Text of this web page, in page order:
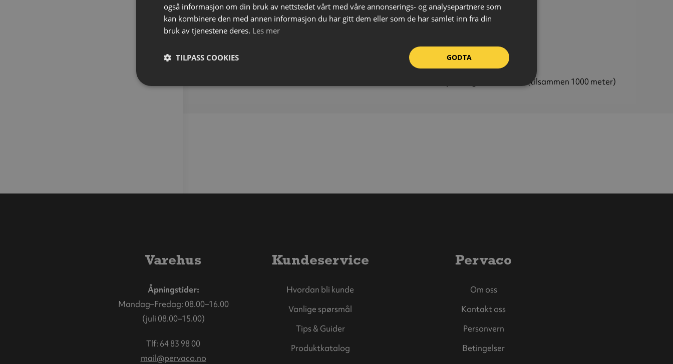
Farge:Gul
Bredde:80 mm
Lengde:250 meter (pr rull)
Krt á 4 ruller (tilsammen 1000 meter)
Varehus
Åpningstider:
Mandag–Fredag: 08.00–16.00
(juli 08.00–15.00)
Tlf: 64 83 98 00
mail@pervaco.no
Kundeservice
Hvordan bli kunde
Vanlige spørsmål
Tips & Guider
Produktkatalog
Pervaco
Om oss
Kontakt oss
Personvern
Betingelser
også informasjon om din bruk av nettstedet vårt med våre annonserings- og analysepartnere som
kan kombinere den med annen informasjon du har gitt dem eller som de har samlet inn fra din
bruk av tjenestene deres. Les mer
GODTA
TILPASS COOKIES